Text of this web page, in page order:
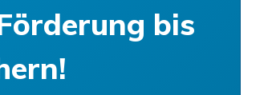
bis